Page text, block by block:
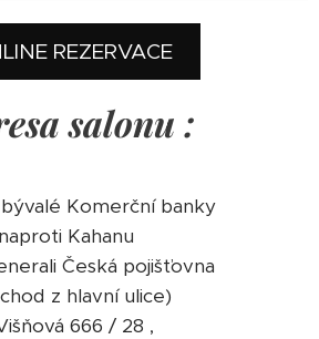
REZERVACE
salonu :
Komerční banky
naproti Kahanu
Česká pojišťovna
z hlavní ulice)
666 / 28 ,